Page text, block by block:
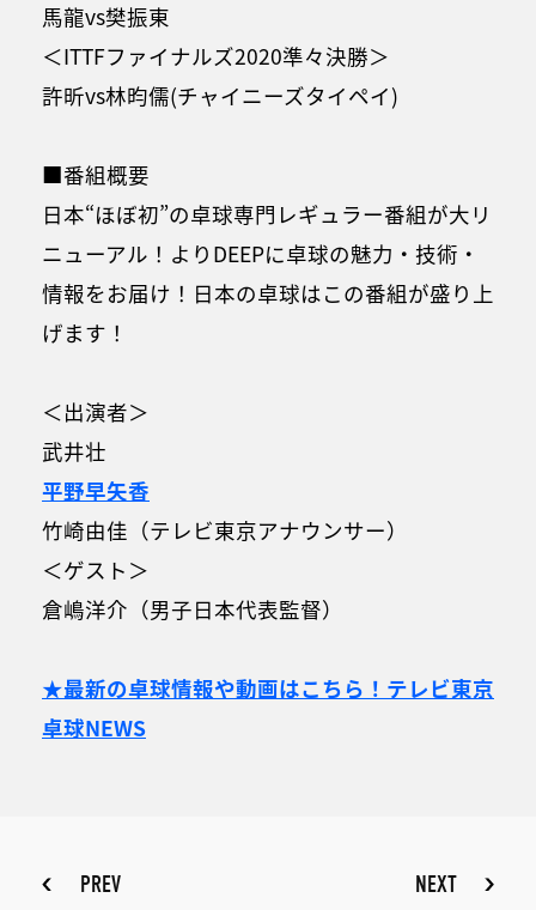
馬龍vs樊振東
＜ITTFファイナルズ2020準々決勝＞
許昕vs林昀儒(チャイニーズタイペイ)
■番組概要
日本“ほぼ初”の卓球専門レギュラー番組が大リ
ニューアル！よりDEEPに卓球の魅力・技術・
情報をお届け！日本の卓球はこの番組が盛り上
げます！
＜出演者＞
武井壮
平野早矢香
竹崎由佳（テレビ東京アナウンサー）
＜ゲスト＞
倉嶋洋介（男子日本代表監督）
★最新の卓球情報や動画はこちら！テレビ東京
卓球NEWS
PREV NEXT